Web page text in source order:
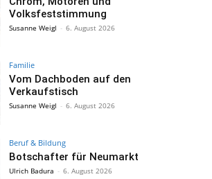
Volksfeststimmung
Susanne Weigl - 6. August 2026
Familie
Vom Dachboden auf den
Verkaufstisch
Susanne Weigl - 6. August 2026
Beruf & Bildung
Botschafter für Neumarkt
Ulrich Badura - 6. August 2026